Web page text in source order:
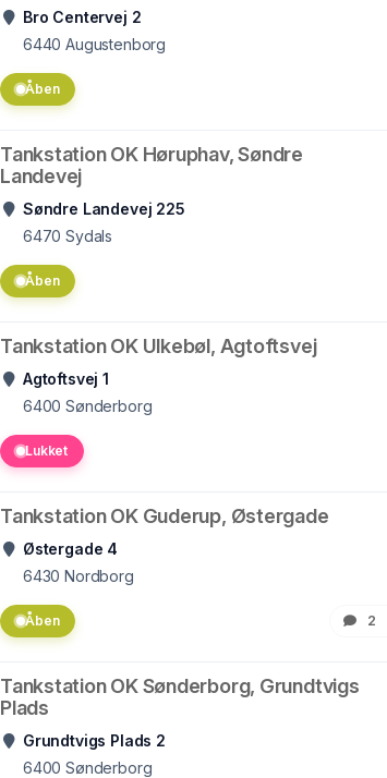
Bro Centervej 2
6440 Augustenborg
Åben
Tankstation OK Høruphav, Søndre
Landevej
Søndre Landevej 225
6470 Sydals
Åben
Tankstation OK Ulkebøl, Agtoftsvej
Agtoftsvej 1
6400 Sønderborg
Lukket
Tankstation OK Guderup, Østergade
Østergade 4
6430 Nordborg
Åben 2
Tankstation OK Sønderborg, Grundtvigs
Plads
Grundtvigs Plads 2
6400 Sønderborg